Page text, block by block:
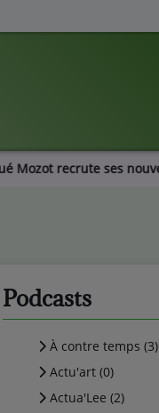
Radio Gué Mozot recrute
Podcasts
À contre temps (3)
Actu'art (0)
Actua'Lee (2)